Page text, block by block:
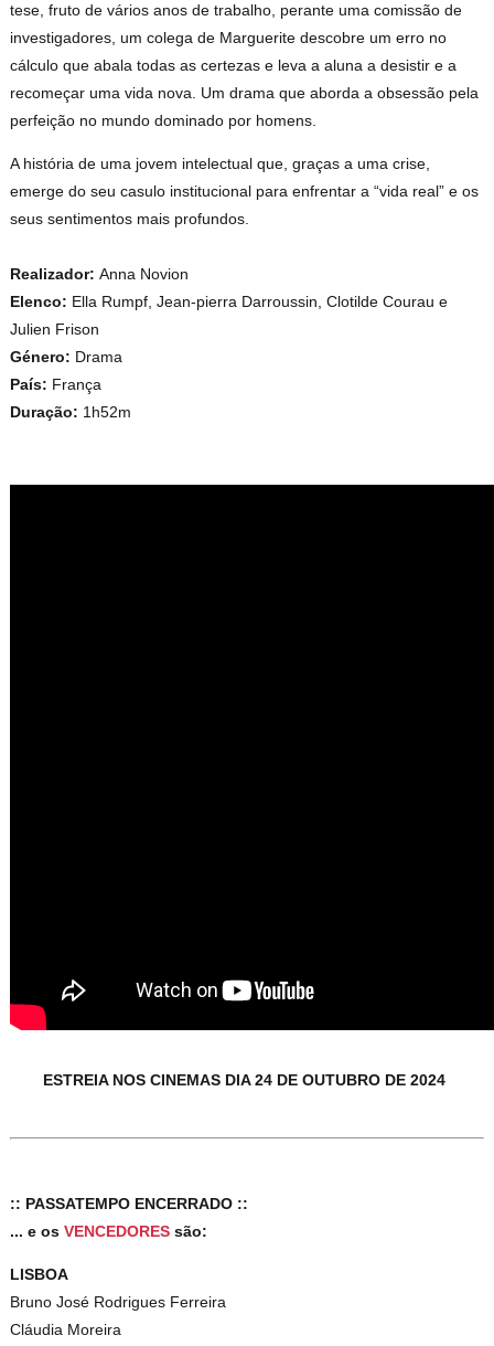
tese, fruto de vários anos de trabalho, perante uma comissão de
investigadores, um colega de Marguerite descobre um erro no
cálculo que abala todas as certezas e leva a aluna a desistir e a
recomeçar uma vida nova. Um drama que aborda a obsessão pela
perfeição no mundo dominado por homens.
A história de uma jovem intelectual que, graças a uma crise,
emerge do seu casulo institucional para enfrentar a “vida real” e os
seus sentimentos mais profundos.
Realizador: Anna Novion
Elenco: Ella Rumpf, Jean-pierra Darroussin, Clotilde Courau e
Julien Frison
Género: Drama
País: França
Duração: 1h52m
ESTREIA NOS CINEMAS DIA 24 DE OUTUBRO DE 2024
:: PASSATEMPO ENCERRADO ::
... e osVENCEDORES são:
LISBOA
Bruno José Rodrigues Ferreira
Cláudia Moreira